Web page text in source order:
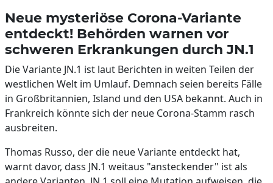
Neue mysteriöse Corona-Variante
entdeckt! Behörden warnen vor
schweren Erkrankungen durch JN.1
Die Variante JN.1 ist laut Berichten in weiten Teilen der
westlichen Welt im Umlauf. Demnach seien bereits Fälle
in Großbritannien, Island und den USA bekannt. Auch in
Frankreich könnte sich der neue Corona-Stamm rasch
ausbreiten.
Thomas Russo, der die neue Variante entdeckt hat,
warnt davor, dass JN.1 weitaus "ansteckender" ist als